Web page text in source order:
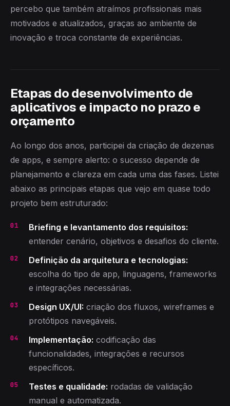
percebo que também atraímos profissionais mais
motivados e atualizados, graças ao ambiente de
inovação e troca constante de experiências.
Etapas do desenvolvimento de
aplicativos e impacto no prazo e
orçamento
Ao longo dos anos, participei da criação de dezenas
de apps, e sempre alerto: o sucesso depende de
planejamento e clareza em cada uma das fases. Listei
abaixo as principais etapas que vejo em quase todo
projeto bem estruturado:
Briefing e levantamento dos requisitos:
entender cenário, objetivos e desafios do cliente.
Definição da arquitetura e tecnologias:
escolha do tipo de app, linguagens, frameworks
e integrações necessárias.
Design UX/UI: criação dos fluxos, wireframes e
protótipos navegáveis.
Implementação: codificação das
funcionalidades, integrações e recursos
específicos.
Testes e qualidade: rodadas de validação
manual e automatizada.